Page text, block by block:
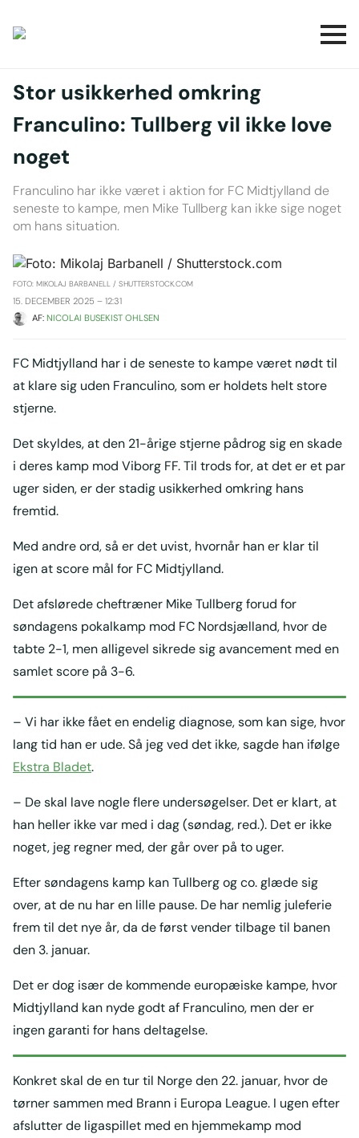
Stor usikkerhed omkring
Franculino: Tullberg vil ikke love
noget
Franculino har ikke været i aktion for FC Midtjylland de
seneste to kampe, men Mike Tullberg kan ikke sige noget
om hans situation.
FOTO: MIKOLAJ BARBANELL / SHUTTERSTOCK.COM
15. DECEMBER 2025 – 12:31
AF: NICOLAI BUSEKIST OHLSEN
FC Midtjylland har i de seneste to kampe været nødt til
at klare sig uden Franculino, som er holdets helt store
stjerne.
Det skyldes, at den 21-årige stjerne pådrog sig en skade
i deres kamp mod Viborg FF. Til trods for, at det er et par
uger siden, er der stadig usikkerhed omkring hans
fremtid.
Med andre ord, så er det uvist, hvornår han er klar til
igen at score mål for FC Midtjylland.
Det afslørede cheftræner Mike Tullberg forud for
søndagens pokalkamp mod FC Nordsjælland, hvor de
tabte 2-1, men alligevel sikrede sig avancement med en
samlet score på 3-6.
– Vi har ikke fået en endelig diagnose, som kan sige, hvor
lang tid han er ude. Så jeg ved det ikke, sagde han ifølge
Ekstra Bladet.
– De skal lave nogle flere undersøgelser. Det er klart, at
han heller ikke var med i dag (søndag, red.). Det er ikke
noget, jeg regner med, der går over på to uger.
Efter søndagens kamp kan Tullberg og co. glæde sig
over, at de nu har en lille pause. De har nemlig juleferie
frem til det nye år, da de først vender tilbage til banen
den 3. januar.
Det er dog især de kommende europæiske kampe, hvor
Midtjylland kan nyde godt af Franculino, men der er
ingen garanti for hans deltagelse.
Konkret skal de en tur til Norge den 22. januar, hvor de
tørner sammen med Brann i Europa League. I ugen efter
afslutter de ligaspillet med en hjemmekamp mod